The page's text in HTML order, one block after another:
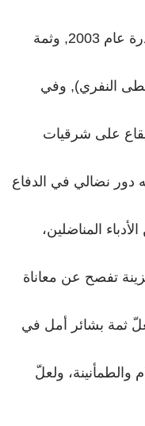
الشعرية الثالثة (تراتيل يمانية) الصادرة عام 2003, وثمة
النفري), وفي
على شرقيات
دور نضالي في الدفاع
المناضلين،
تفصح عن معاناة
ثمة بشائر أمل في
والطمأنينة، ولعلّ